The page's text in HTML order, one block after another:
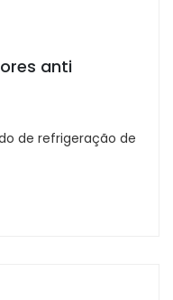
anti
de refrigeração de